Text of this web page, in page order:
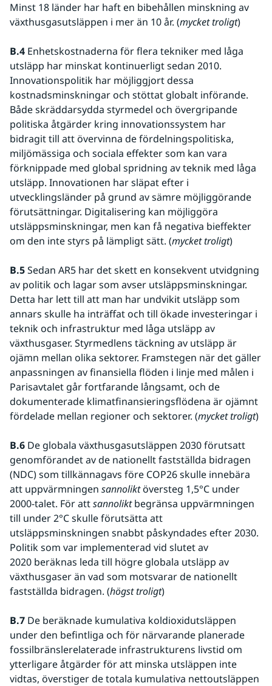
Minst 18 länder har haft en bibehållen minskning av
växthusgasutsläppen i mer än 10 år. (mycket troligt)
B.4 Enhetskostnaderna för flera tekniker med låga
utsläpp har minskat kontinuerligt sedan 2010.
Innovationspolitik har möjliggjort dessa
kostnadsminskningar och stöttat globalt införande.
Både skräddarsydda styrmedel och övergripande
politiska åtgärder kring innovationssystem har
bidragit till att övervinna de fördelningspolitiska,
miljömässiga och sociala effekter som kan vara
förknippade med global spridning av teknik med låga
utsläpp. Innovationen har släpat efter i
utvecklingsländer på grund av sämre möjliggörande
förutsättningar. Digitalisering kan möjliggöra
utsläppsminskningar, men kan få negativa bieffekter
om den inte styrs på lämpligt sätt. (mycket troligt)
B.5 Sedan AR5 har det skett en konsekvent utvidgning
av politik och lagar som avser utsläppsminskningar.
Detta har lett till att man har undvikit utsläpp som
annars skulle ha inträffat och till ökade investeringar i
teknik och infrastruktur med låga utsläpp av
växthusgaser. Styrmedlens täckning av utsläpp är
ojämn mellan olika sektorer. Framstegen när det gäller
anpassningen av finansiella flöden i linje med målen i
Parisavtalet går fortfarande långsamt, och de
dokumenterade klimatfinansieringsflödena är ojämnt
fördelade mellan regioner och sektorer. (mycket troligt)
B.6 De globala växthusgasutsläppen 2030 förutsatt
genomförandet av de nationellt fastställda bidragen
(NDC) som tillkännagavs före COP26 skulle innebära
att uppvärmningen sannolikt översteg 1,5°C under
2000-talet. För att sannolikt begränsa uppvärmningen
till under 2°C skulle förutsätta att
utsläppsminskningen snabbt påskyndades efter 2030.
Politik som var implementerad vid slutet av
2020 beräknas leda till högre globala utsläpp av
växthusgaser än vad som motsvarar de nationellt
fastställda bidragen. (högst troligt)
B.7 De beräknade kumulativa koldioxidutsläppen
under den befintliga och för närvarande planerade
fossilbränslerelaterade infrastrukturens livstid om
ytterligare åtgärder för att minska utsläppen inte
vidtas, överstiger de totala kumulativa nettoutsläppen